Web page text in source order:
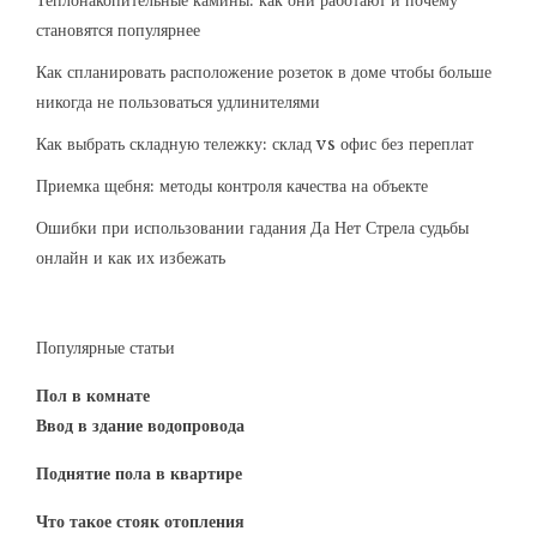
становятся популярнее
Как спланировать расположение розеток в доме чтобы больше
никогда не пользоваться удлинителями
Как выбрать складную тележку: склад vs офис без переплат
Приемка щебня: методы контроля качества на объекте
Ошибки при использовании гадания Да Нет Стрела судьбы
онлайн и как их избежать
Популярные статьи
Пол в комнате
Ввод в здание водопровода
Поднятие пола в квартире
Что такое стояк отопления